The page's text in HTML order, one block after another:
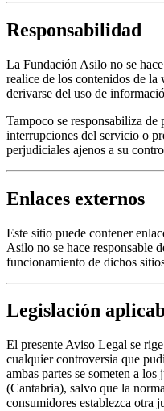
Responsabilidad
La Fundación Asilo no se
realice de los contenidos de la
derivarse del uso de
Tampoco se responsabiliza de
interrupciones del servicio o
perjudiciales ajenos a su
Enlaces externos
Este sitio puede contener
Asilo no se hace responsable
funcionamiento de dichos
Legislación
El presente Aviso Legal se
cualquier controversia que
ambas partes se someten a
(Cantabria), salvo que la
consumidores establezca otra